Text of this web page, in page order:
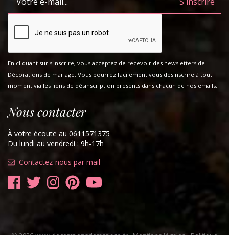
En cliquant sur s'inscrire, vous acceptez de recevoir des newsletters de
Décorations de mariage. Vous pourrez facilement vous désinscrire à tout
moment via les liens de désinscription présents dans chacun de nos emails.
Nous contacter
À votre écoute au 0611571375
Du lundi au vendredi : 9h-17h
Contactez-nous par mail